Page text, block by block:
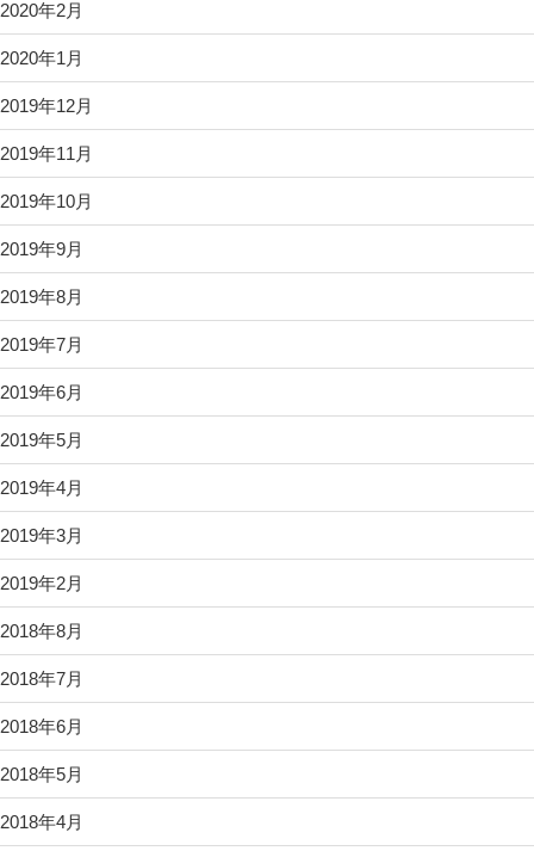
2020年2月
2020年1月
2019年12月
2019年11月
2019年10月
2019年9月
2019年8月
2019年7月
2019年6月
2019年5月
2019年4月
2019年3月
2019年2月
2018年8月
2018年7月
2018年6月
2018年5月
2018年4月